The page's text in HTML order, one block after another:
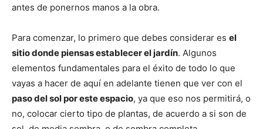
antes de ponernos manos a la obra.
Para comenzar, lo primero que debes considerar es el
sitio donde piensas establecer el jardín. Algunos
elementos fundamentales para el éxito de todo lo que
vayas a hacer de aquí en adelante tienen que ver con el
paso del sol por este espacio, ya que eso nos permitirá, o
no, colocar cierto tipo de plantas, de acuerdo a si son de